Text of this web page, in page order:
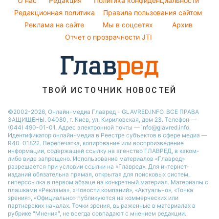
Новости Днепра
Новости Черкассы
Новости Тернополя
Новости Житомира
Новости Запорожья
Народные приметы
Все о шоу-бизнесе
Редакционная политика
Правила пользования сайтом
Реклама на сайте
Мы в соцсетях
Архив
Отчет о прозрачности JTI
ТВОЙ ИСТОЧНИК НОВОСТЕЙ
©2002-2026, Онлайн-медиа Главред - GLAVRED.INFO. ВСЕ ПРАВА
ЗАЩИЩЕНЫ. 04080, г. Киев, ул. Кириловская, дом 23. Телефон —
(044) 490-01-01. Адрес электронной почты — info@glavred.info.
Идентификатор онлайн-медиа в Реестре cубъектов в сфере медиа —
R40-01822. Перепечатка, копирование или воспроизведение
информации, содержащей ссылку на агенство ГЛАВРЕД, в каком-
либо виде запрещено. Использование материалов «Главред»
разрешается при условии ссылки на «Главред». Для интернет-
изданий обязательна прямая, открытая для поисковых систем,
гиперссылка в первом абзаце на конкретный материал. Материалы с
плашками «Реклама», «Новости компаний», «Актуально», «Точка
зрения», «Официально» публикуются на коммерческих или
партнерских началах. Точки зрения, выраженные в материалах в
рубрике "Мнения", не всегда совпадают с мнением редакции.